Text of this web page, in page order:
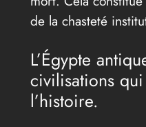
de la chasteté
L’Égypte
civilisations
l’histoire.